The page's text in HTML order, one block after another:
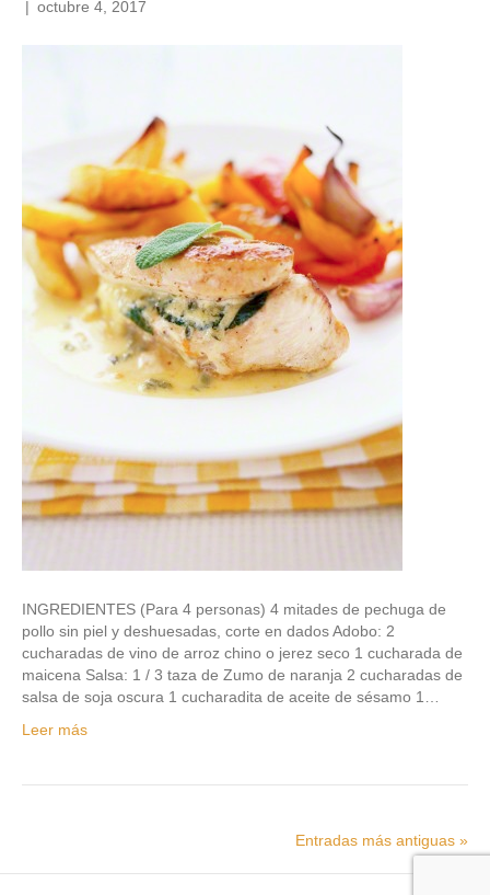
| octubre 4, 2017
INGREDIENTES (Para 4 personas) 4 mitades de pechuga de
pollo sin piel y deshuesadas, corte en dados Adobo: 2
cucharadas de vino de arroz chino o jerez seco 1 cucharada de
maicena Salsa: 1 / 3 taza de Zumo de naranja 2 cucharadas de
salsa de soja oscura 1 cucharadita de aceite de sésamo 1…
Leer más
Entradas más antiguas »